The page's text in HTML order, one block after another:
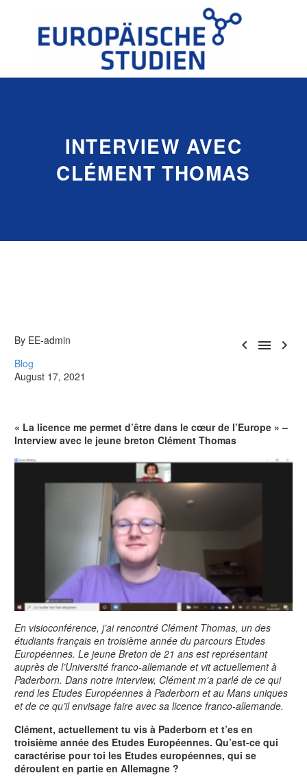
INTERVIEW AVEC
CLÉMENT THOMAS
  
By EE-admin
Blog
August 17, 2021
« La licence me permet d’être dans le cœur de l’Europe » –
Interview avec le jeune breton Clément Thomas
En visioconférence, j’ai rencontré Clément Thomas, un des
étudiants français en troisième année du parcours Etudes
Européennes. Le jeune Breton de 21 ans est représentant
auprès de l’Université franco-allemande et vit actuellement à
Paderborn. Dans notre interview, Clément m’a parlé de ce qui
rend les Etudes Européennes à Paderborn et au Mans uniques
et de ce qu’il envisage faire avec sa licence franco-allemande.
Clément, actuellement tu vis à Paderborn et t’es en
troisième année des Etudes Européennes. Qu’est-ce qui
caractérise pour toi les Etudes européennes, qui se
déroulent en partie en Allemagne ?